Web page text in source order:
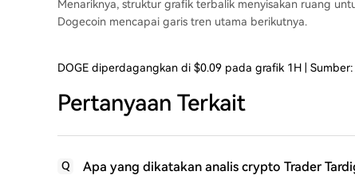
Menariknya, struktur grafik terbalik menyisakan ruang
Dogecoin mencapai garis tren utama berikutnya.
DOGE diperdagangkan di $0.09 pada grafik 1H | Sumber:
Pertanyaan Terkait
Q Apa yang dikatakan analis crypto Trader